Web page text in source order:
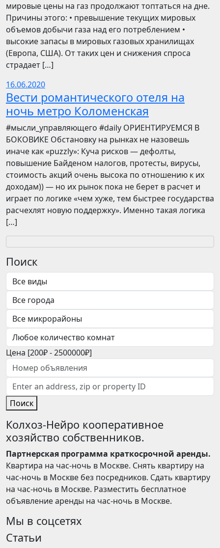
мировые цены на газ продолжают топтаться на дне.
Причины этого: • превышение текущих мировых
объемов добычи газа над его потреблением •
высокие запасы в мировых газовых хранилищах
(Европа, США). От таких цен и снижения спроса
страдает […]
16.06.2020
Вести романтического отеля на
ночь метро Коломенская
​​#мысли_управляющего #daily ОРИЕНТИРУЕМСЯ В
БОКОВИКЕ Обстановку на рынках не назовешь
иначе как «puzzly»: Куча рисков — дефолты,
повышение Байденом налогов, протесты, вирусы,
стоимость акций очень высока по отношению к их
доходам)) — но их рынок пока не берет в расчет и
играет по логике «чем хуже, тем быстрее государства
расчехлят новую поддержку». Именно такая логика
[…]
Поиск
Цена [200₽-2500000₽]
Поиск
Колхоз-Нейро кооперативное
хозяйство собственников.
Партнерская программа краткосрочной аренды.
Квартира на час-ночь в Москве. Снять квартиру на
час-ночь в Москве без посредников. Сдать квартиру
на час-ночь в Москве. Разместить бесплатное
объявление аренды на час-ночь в Москве.
Мы в соцсетях
Статьи